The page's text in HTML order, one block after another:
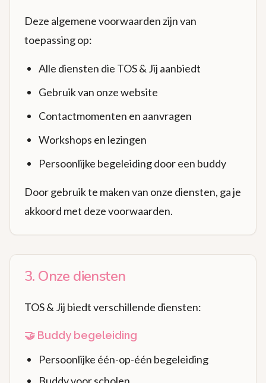
Deze algemene voorwaarden zijn van
toepassing op:
Alle diensten die TOS & Jij aanbiedt
Gebruik van onze website
Contactmomenten en aanvragen
Workshops en lezingen
Persoonlijke begeleiding door een buddy
Door gebruik te maken van onze diensten, ga je
akkoord met deze voorwaarden.
3. Onze diensten
TOS & Jij biedt verschillende diensten:
🤝 Buddy begeleiding
Persoonlijke één-op-één begeleiding